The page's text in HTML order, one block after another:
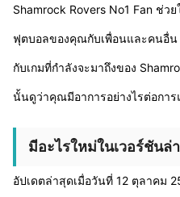
Shamrock Rovers No1 Fan ช่
ฟุตบอลของคุณกับเพื่อนและคนอื่น
กับเกมที่กำลังจะมาถึงของ
นั้นดูว่าคุณมีอาการอย่างไรต่อกา
มีอะไรใหม่ในเวอร์ชันล่า
อัปเดตล่าสุดเมื่อวันที่ 12 ตุลาคม